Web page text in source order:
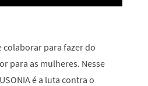
colaborar para fazer do
para as mulheres. Nesse
é a luta contra o